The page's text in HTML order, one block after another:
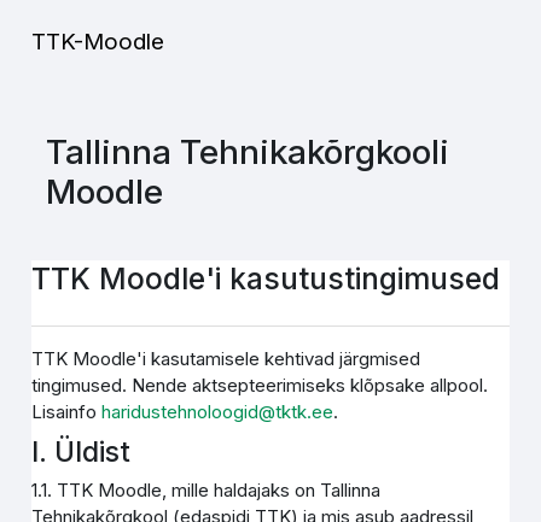
TTK-Moodle
Tallinna Tehnikakõrgkooli
Moodle
TTK Moodle'i kasutustingimused
TTK Moodle'i kasutamisele kehtivad järgmised
tingimused. Nende aktsepteerimiseks klõpsake allpool.
Lisainfoharidustehnoloogid@tktk.ee.
I. Üldist
1.1. TTK Moodle, mille haldajaks on Tallinna
Tehnikakõrgkool (edaspidi TTK) ja mis asub aadressil